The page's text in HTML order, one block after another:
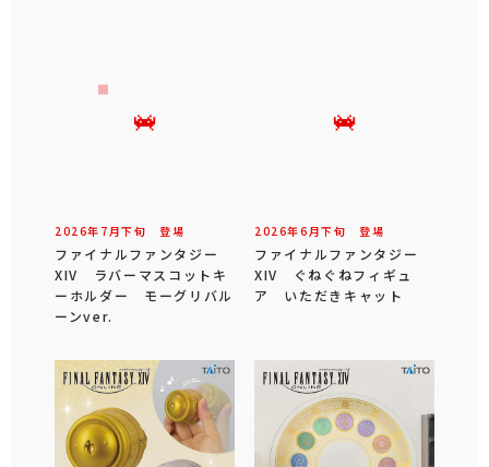
2026年 7 月下旬 登場
ファイナルファンタジー
XIV ラバーマスコットキ
ーホルダー モーグリバル
ーンver.
2026年6 月下旬 登場
ファイナルファンタジー
XIV ぐねぐねフィギュ
ア いただきキャット